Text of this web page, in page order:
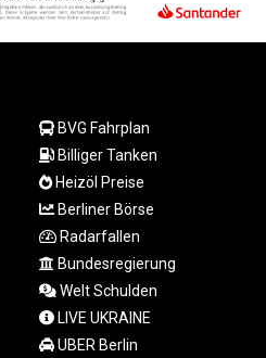
MAD 10.743067
MMK
2427.363841
MNT
4157.293457
MOP 9.314584
MRU 46.338424
MUR 54.419742
MVR 17.862733
MWK
1998.775164
BVG Fahrplan
Billiger Tanken
Heizöl Preise
Berliner Börse
Radarfallen
Bundesregierung
Welt Schulden
LIVE UKRAINE
UBER Berlin